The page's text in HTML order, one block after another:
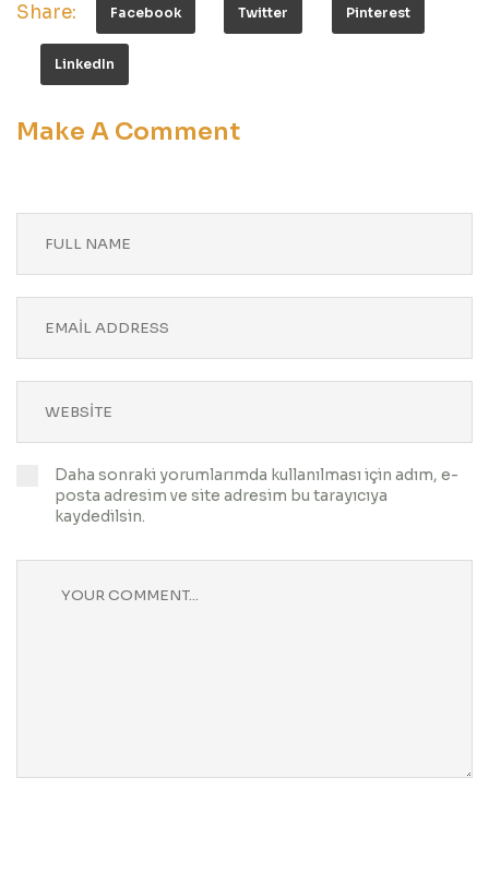
Share: Facebook Twitter Pinterest
LinkedIn
Make A Comment
Daha sonraki yorumlarımda kullanılması için adım, e-
posta adresim ve site adresim bu tarayıcıya
kaydedilsin.